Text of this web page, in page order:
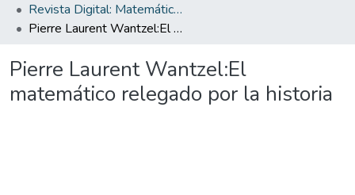
Revista Digital: Matemática, Educación e Internet
Pierre Laurent Wantzel:El matemático relegado por la historia
Pierre Laurent Wantzel:El
matemático relegado por la historia